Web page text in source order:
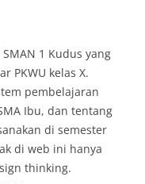
1 Kudus yang
PKWU kelas X.
pembelajaran
Ibu, dan tentang
di semester
di web ini hanya
thinking.